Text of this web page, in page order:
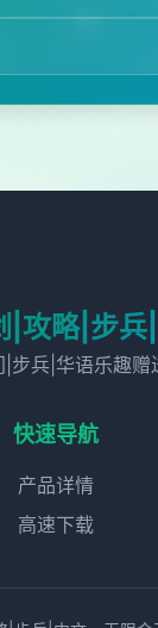
|攻略|步兵
|步兵|华语乐趣赠
快速导航
产品详情
高速下载